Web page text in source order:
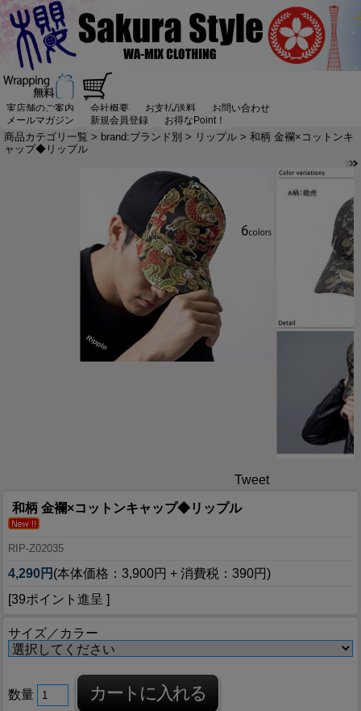
実店舗のご案内 会社概要 お支払/送料
お問い合わせ
メールマガジン
新規会員登録 お得なPoint！
商品カテゴリ一覧 > brand:ブランド別 > リップル > 和柄 金襴×コットンキ
ャップ◆リップル
Tweet
和柄 金襴×コットンキャップ◆リップル
RIP-Z02035
4,290円 (本体価格：3,900円 + 消費税：390円)
[39ポイント進呈 ]
サイズ／カラー
数量